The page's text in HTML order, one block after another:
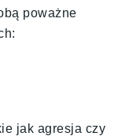
poważne
jak agresja czy